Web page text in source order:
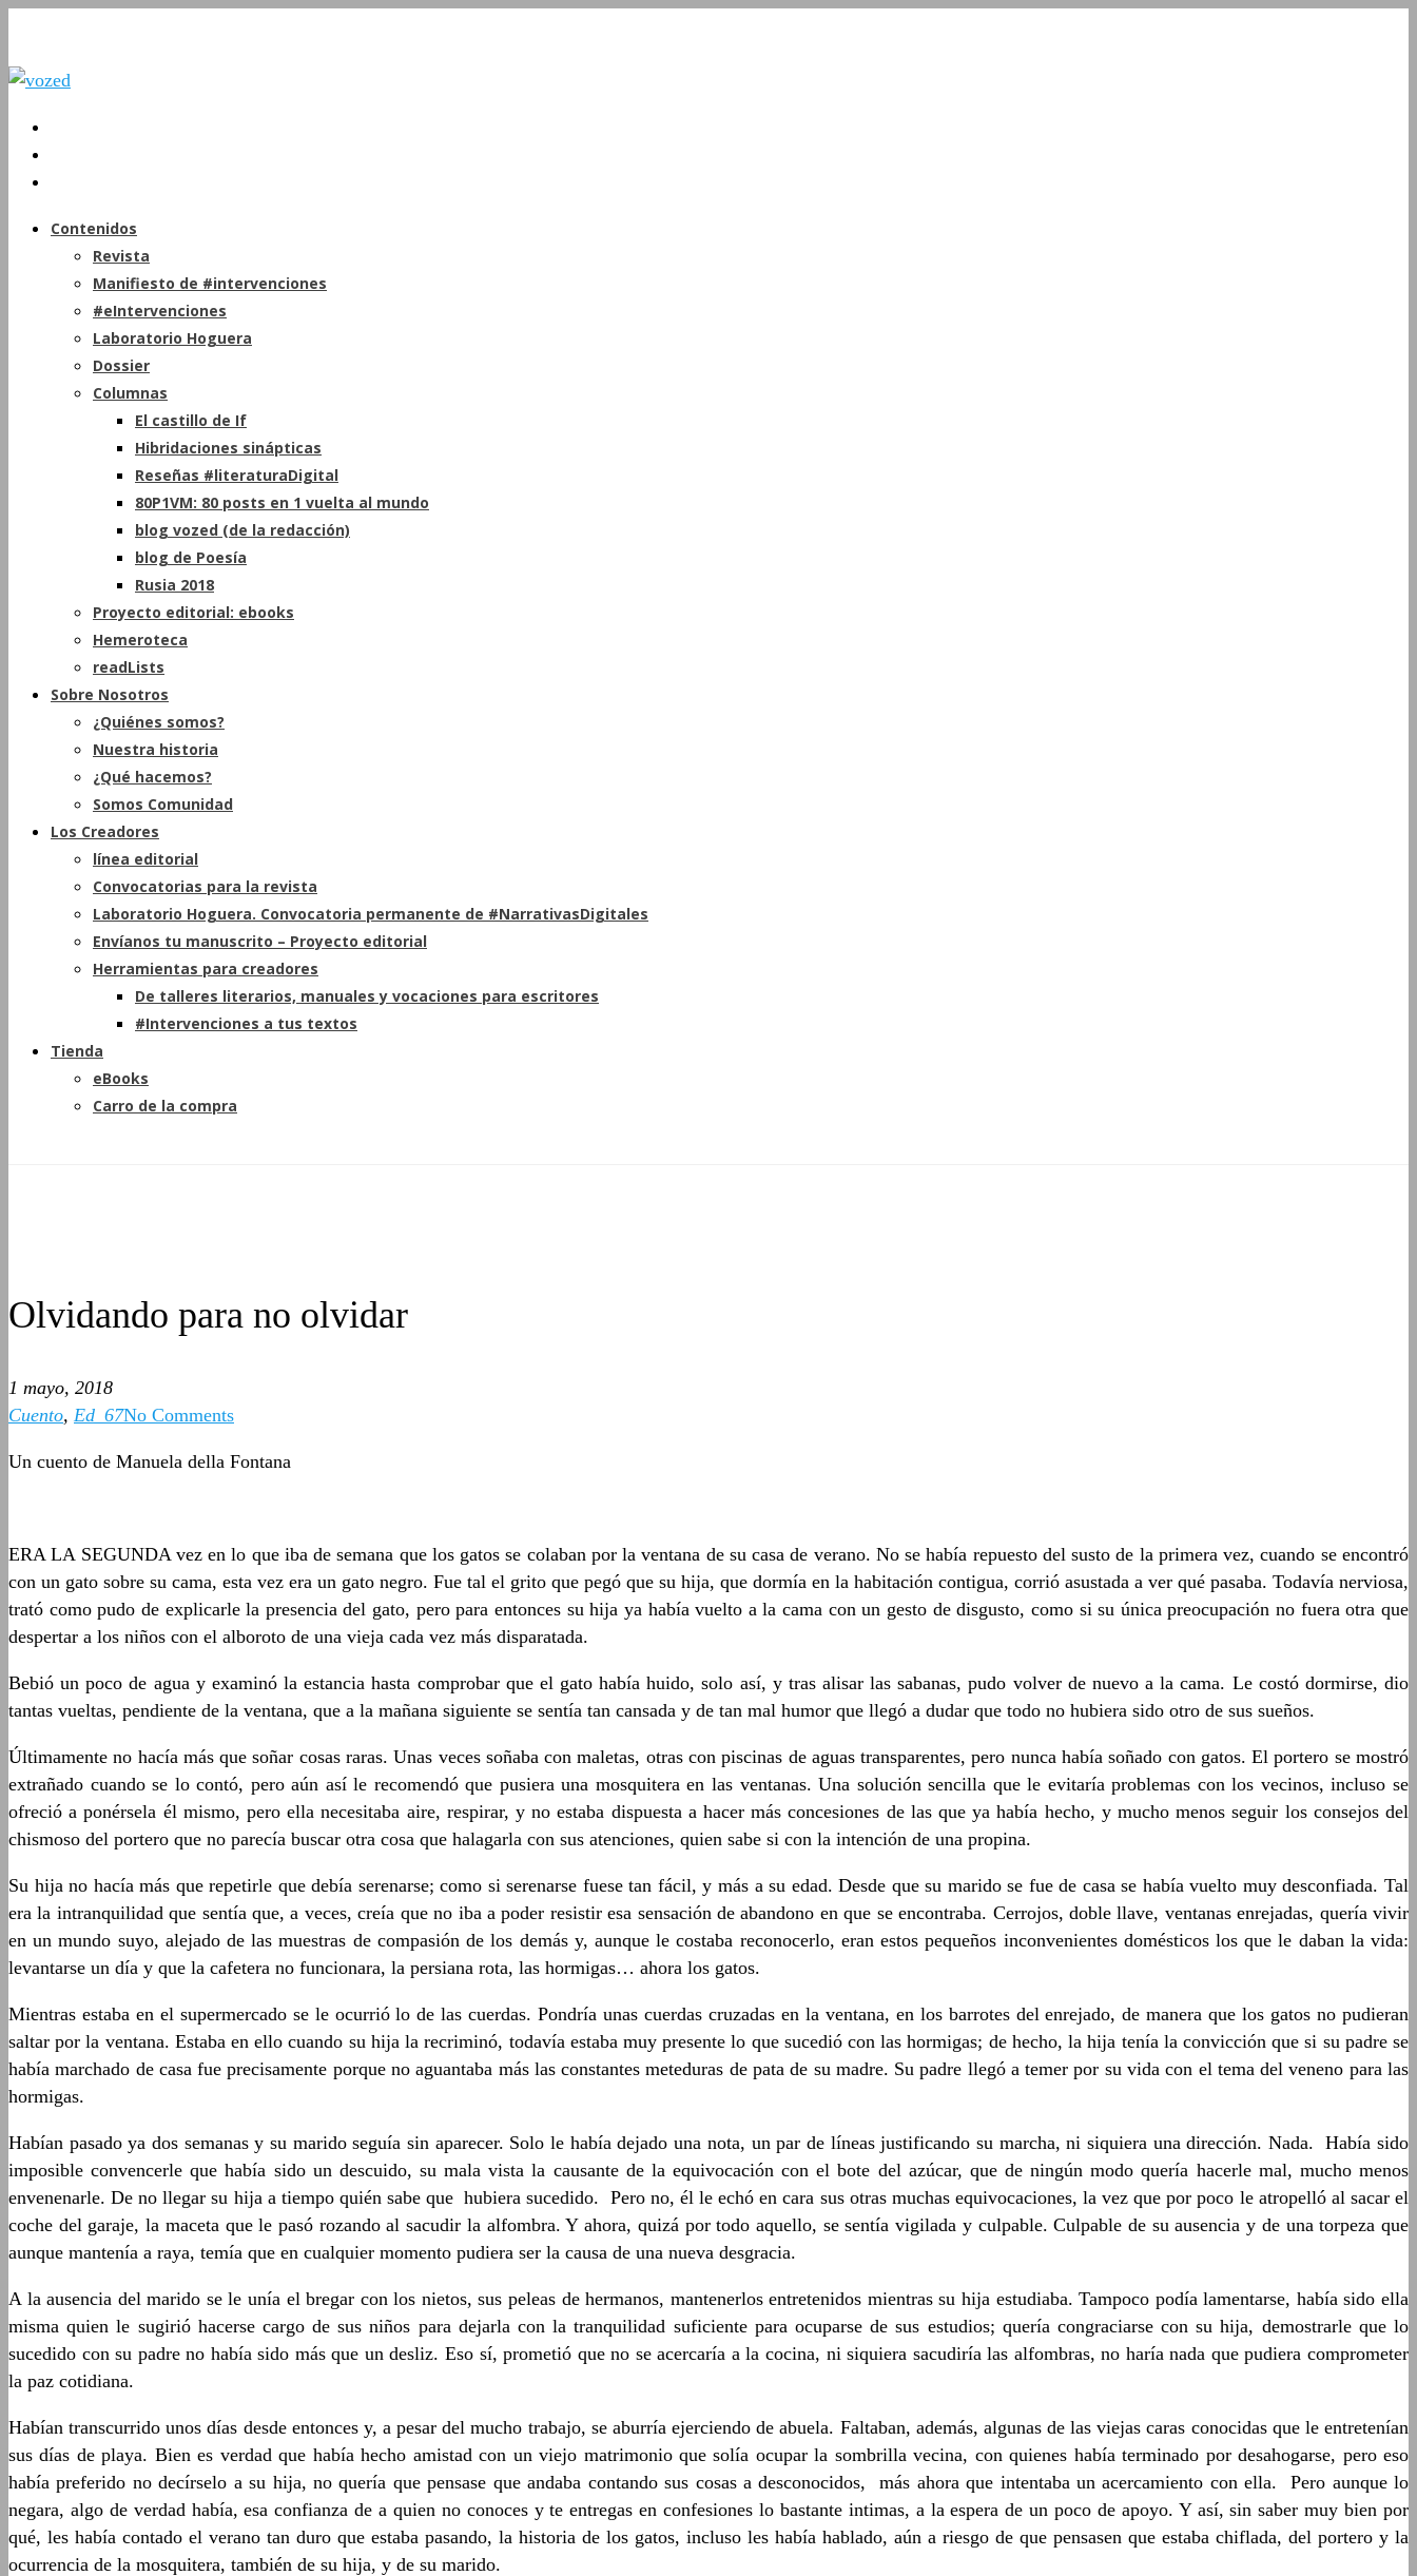
Contenidos
Revista
Manifiesto de #intervenciones
#eIntervenciones
Laboratorio Hoguera
Dossier
Columnas
El castillo de If
Hibridaciones sinápticas
Reseñas #literaturaDigital
80P1VM: 80 posts en 1 vuelta al mundo
blog vozed (de la redacción)
blog de Poesía
Rusia 2018
Proyecto editorial: ebooks
Hemeroteca
readLists
Sobre Nosotros
¿Quiénes somos?
Nuestra historia
¿Qué hacemos?
Somos Comunidad
Los Creadores
línea editorial
Convocatorias para la revista
Laboratorio Hoguera. Convocatoria permanente de #NarrativasDigitales
Envíanos tu manuscrito – Proyecto editorial
Herramientas para creadores
De talleres literarios, manuales y vocaciones para escritores
#Intervenciones a tus textos
Tienda
eBooks
Carro de la compra
Olvidando para no olvidar
1 mayo, 2018
Cuento, Ed_67No Comments
Un cuento de Manuela della Fontana
ERA LA SEGUNDA vez en lo que iba de semana que los gatos se colaban por la ventana de su casa de verano. No se había repuesto del susto de la primera vez, cuando se encontró
con un gato sobre su cama, esta vez era un gato negro. Fue tal el grito que pegó que su hija, que dormía en la habitación contigua, corrió asustada a ver qué pasaba. Todavía nerviosa,
trató como pudo de explicarle la presencia del gato, pero para entonces su hija ya había vuelto a la cama con un gesto de disgusto, como si su única preocupación no fuera otra que
despertar a los niños con el alboroto de una vieja cada vez más disparatada.
Bebió un poco de agua y examinó la estancia hasta comprobar que el gato había huido, solo así, y tras alisar las sabanas, pudo volver de nuevo a la cama. Le costó dormirse, dio
tantas vueltas, pendiente de la ventana, que a la mañana siguiente se sentía tan cansada y de tan mal humor que llegó a dudar que todo no hubiera sido otro de sus sueños.
Últimamente no hacía más que soñar cosas raras. Unas veces soñaba con maletas, otras con piscinas de aguas transparentes, pero nunca había soñado con gatos. El portero se mostró
extrañado cuando se lo contó, pero aún así le recomendó que pusiera una mosquitera en las ventanas. Una solución sencilla que le evitaría problemas con los vecinos, incluso se
ofreció a ponérsela él mismo, pero ella necesitaba aire, respirar, y no estaba dispuesta a hacer más concesiones de las que ya había hecho, y mucho menos seguir los consejos del
chismoso del portero que no parecía buscar otra cosa que halagarla con sus atenciones, quien sabe si con la intención de una propina.
Su hija no hacía más que repetirle que debía serenarse; como si serenarse fuese tan fácil, y más a su edad. Desde que su marido se fue de casa se había vuelto muy desconfiada. Tal
era la intranquilidad que sentía que, a veces, creía que no iba a poder resistir esa sensación de abandono en que se encontraba. Cerrojos, doble llave, ventanas enrejadas, quería vivir
en un mundo suyo, alejado de las muestras de compasión de los demás y, aunque le costaba reconocerlo, eran estos pequeños inconvenientes domésticos los que le daban la vida:
levantarse un día y que la cafetera no funcionara, la persiana rota, las hormigas… ahora los gatos.
Mientras estaba en el supermercado se le ocurrió lo de las cuerdas. Pondría unas cuerdas cruzadas en la ventana, en los barrotes del enrejado, de manera que los gatos no pudieran
saltar por la ventana. Estaba en ello cuando su hija la recriminó, todavía estaba muy presente lo que sucedió con las hormigas; de hecho, la hija tenía la convicción que si su padre se
había marchado de casa fue precisamente porque no aguantaba más las constantes meteduras de pata de su madre. Su padre llegó a temer por su vida con el tema del veneno para las
hormigas.
Habían pasado ya dos semanas y su marido seguía sin aparecer. Solo le había dejado una nota, un par de líneas justificando su marcha, ni siquiera una dirección. Nada. Había sido
imposible convencerle que había sido un descuido, su mala vista la causante de la equivocación con el bote del azúcar, que de ningún modo quería hacerle mal, mucho menos
envenenarle. De no llegar su hija a tiempo quién sabe que hubiera sucedido. Pero no, él le echó en cara sus otras muchas equivocaciones, la vez que por poco le atropelló al sacar el
coche del garaje, la maceta que le pasó rozando al sacudir la alfombra. Y ahora, quizá por todo aquello, se sentía vigilada y culpable. Culpable de su ausencia y de una torpeza que
aunque mantenía a raya, temía que en cualquier momento pudiera ser la causa de una nueva desgracia.
A la ausencia del marido se le unía el bregar con los nietos, sus peleas de hermanos, mantenerlos entretenidos mientras su hija estudiaba. Tampoco podía lamentarse, había sido ella
misma quien le sugirió hacerse cargo de sus niños para dejarla con la tranquilidad suficiente para ocuparse de sus estudios; quería congraciarse con su hija, demostrarle que lo
sucedido con su padre no había sido más que un desliz. Eso sí, prometió que no se acercaría a la cocina, ni siquiera sacudiría las alfombras, no haría nada que pudiera comprometer
la paz cotidiana.
Habían transcurrido unos días desde entonces y, a pesar del mucho trabajo, se aburría ejerciendo de abuela. Faltaban, además, algunas de las viejas caras conocidas que le entretenían
sus días de playa. Bien es verdad que había hecho amistad con un viejo matrimonio que solía ocupar la sombrilla vecina, con quienes había terminado por desahogarse, pero eso
había preferido no decírselo a su hija, no quería que pensase que andaba contando sus cosas a desconocidos, más ahora que intentaba un acercamiento con ella. Pero aunque lo
negara, algo de verdad había, esa confianza de a quien no conoces y te entregas en confesiones lo bastante intimas, a la espera de un poco de apoyo. Y así, sin saber muy bien por
qué, les había contado el verano tan duro que estaba pasando, la historia de los gatos, incluso les había hablado, aún a riesgo de que pensasen que estaba chiflada, del portero y la
ocurrencia de la mosquitera, también de su hija, y de su marido.